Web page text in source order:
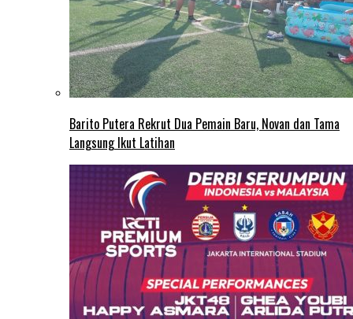
Barito Putera Rekrut Dua Pemain Baru, Novan dan Tama
Langsung Ikut Latihan